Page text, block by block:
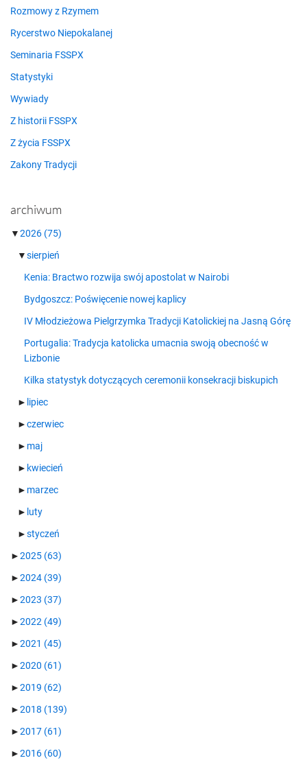
Rozmowy z Rzymem
Rycerstwo Niepokalanej
Seminaria FSSPX
Statystyki
Wywiady
Z historii FSSPX
Z życia FSSPX
Zakony Tradycji
archiwum
▼2026 (75)
▼sierpień
Kenia: Bractwo rozwija swój apostolat w Nairobi
Bydgoszcz: Poświęcenie nowej kaplicy
IV Młodzieżowa Pielgrzymka Tradycji Katolickiej na Jasną Górę
Portugalia: Tradycja katolicka umacnia swoją obecność w
Lizbonie
Kilka statystyk dotyczących ceremonii konsekracji biskupich
► lipiec
►czerwiec
► maj
► kwiecień
► marzec
► luty
►styczeń
►2025 (63)
►2024 (39)
►2023 (37)
►2022 (49)
►2021 (45)
►2020 (61)
►2019 (62)
►2018 (139)
►2017 (61)
►2016 (60)